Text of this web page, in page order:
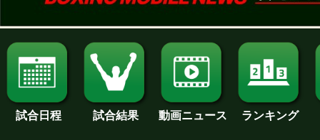
試合日程 試合結果 動画ニュース ランキング